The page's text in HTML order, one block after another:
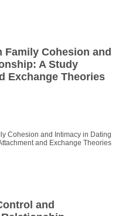
Family Cohesion and
A Study
Exchange Theories
Cohesion and Intimacy in Dating
and Exchange Theories
and